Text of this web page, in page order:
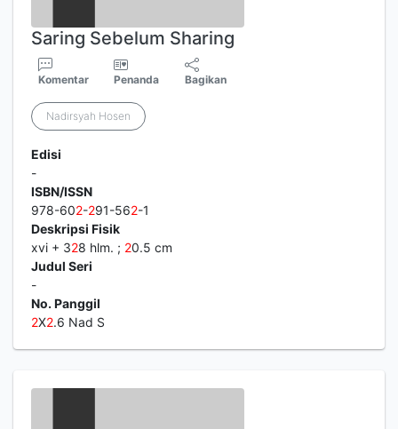
Saring Sebelum Sharing
Komentar Penanda Bagikan
Nadirsyah Hosen
Edisi
-
ISBN/ISSN
978-602-291-562-1
Deskripsi Fisik
xvi + 328 hlm. ; 20.5 cm
Judul Seri
-
No. Panggil
2X2.6 Nad S